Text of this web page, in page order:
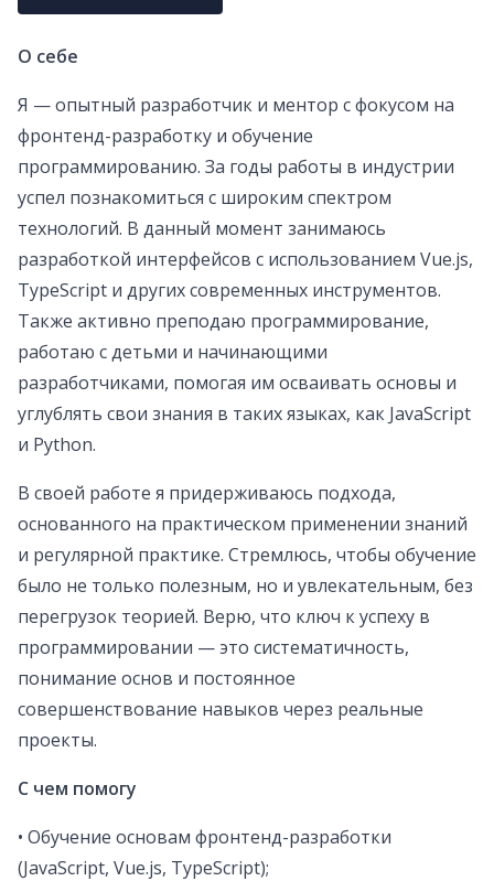
О себе
Я — опытный разработчик и ментор с фокусом на
фронтенд-разработку и обучение
программированию. За годы работы в индустрии
успел познакомиться с широким спектром
технологий. В данный момент занимаюсь
разработкой интерфейсов с использованием Vue.js,
TypeScript и других современных инструментов.
Также активно преподаю программирование,
работаю с детьми и начинающими
разработчиками, помогая им осваивать основы и
углублять свои знания в таких языках, как JavaScript
и Python.
В своей работе я придерживаюсь подхода,
основанного на практическом применении знаний
и регулярной практике. Стремлюсь, чтобы обучение
было не только полезным, но и увлекательным, без
перегрузок теорией. Верю, что ключ к успеху в
программировании — это систематичность,
понимание основ и постоянное
совершенствование навыков через реальные
проекты.
С чем помогу
• Обучение основам фронтенд-разработки
(JavaScript, Vue.js, TypeScript);